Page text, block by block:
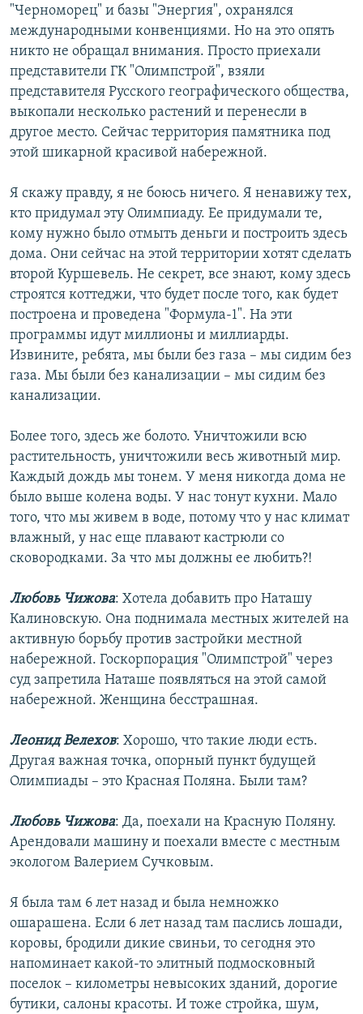
"Черноморец" и базы "Энергия", охранялся
международными конвенциями. Но на это опять
никто не обращал внимания. Просто приехали
представители ГК "Олимпстрой", взяли
представителя Русского географического общества,
выкопали несколько растений и перенесли в
другое место. Сейчас территория памятника под
этой шикарной красивой набережной.
Я скажу правду, я не боюсь ничего. Я ненавижу тех,
кто придумал эту Олимпиаду. Ее придумали те,
кому нужно было отмыть деньги и построить здесь
дома. Они сейчас на этой территории хотят сделать
второй Куршевель. Не секрет, все знают, кому здесь
строятся коттеджи, что будет после того, как будет
построена и проведена "Формула-1". На эти
программы идут миллионы и миллиарды.
Извините, ребята, мы были без газа – мы сидим без
газа. Мы были без канализации – мы сидим без
канализации.
Более того, здесь же болото. Уничтожили всю
растительность, уничтожили весь животный мир.
Каждый дождь мы тонем. У меня никогда дома не
было выше колена воды. У нас тонут кухни. Мало
того, что мы живем в воде, потому что у нас климат
влажный, у нас еще плавают кастрюли со
сковородками. За что мы должны ее любить?!
Любовь Чижова: Хотела добавить про Наташу
Калиновскую. Она поднимала местных жителей на
активную борьбу против застройки местной
набережной. Госкорпорация "Олимпстрой" через
суд запретила Наташе появляться на этой самой
набережной. Женщина бесстрашная.
Леонид Велехов: Хорошо, что такие люди есть.
Другая важная точка, опорный пункт будущей
Олимпиады – это Красная Поляна. Были там?
Любовь Чижова: Да, поехали на Красную Поляну.
Арендовали машину и поехали вместе с местным
экологом Валерием Сучковым.
Я была там 6 лет назад и была немножко
ошарашена. Если 6 лет назад там паслись лошади,
коровы, бродили дикие свиньи, то сегодня это
напоминает какой-то элитный подмосковный
поселок – километры невысоких зданий, дорогие
бутики, салоны красоты. И тоже стройка, шум,